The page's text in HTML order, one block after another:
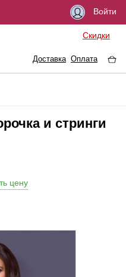
Войти
Скидки
Доставка Оплата
и стринги
цену